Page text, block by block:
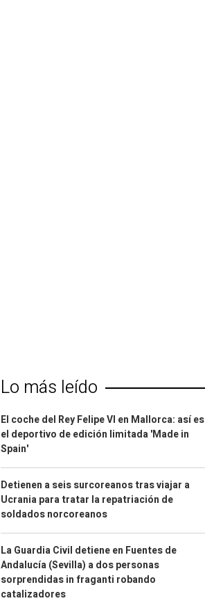
Lo más leído
El coche del Rey Felipe VI en Mallorca: así es
el deportivo de edición limitada 'Made in
Spain'
Detienen a seis surcoreanos tras viajar a
Ucrania para tratar la repatriación de
soldados norcoreanos
La Guardia Civil detiene en Fuentes de
Andalucía (Sevilla) a dos personas
sorprendidas in fraganti robando
catalizadores